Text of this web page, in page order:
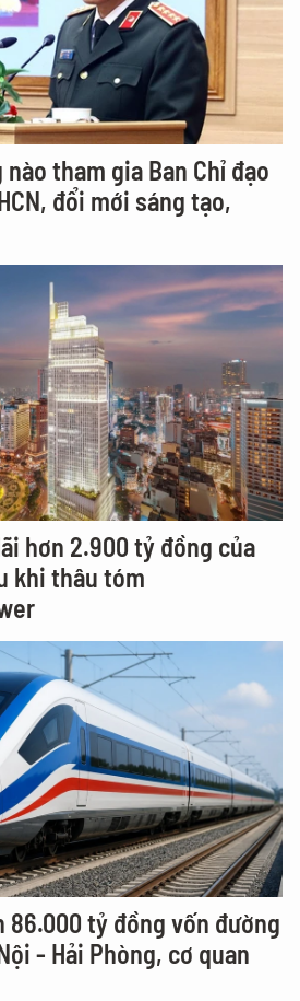
tham gia Ban Chỉ đạo
đổi mới sáng tạo,
hơn 2.900 tỷ đồng của
khi thâu tóm
86.000 tỷ đồng vốn đường
- Hải Phòng, cơ quan